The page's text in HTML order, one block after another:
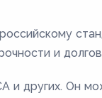
и
и других. Он